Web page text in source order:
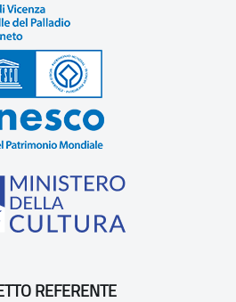
REFERENTE